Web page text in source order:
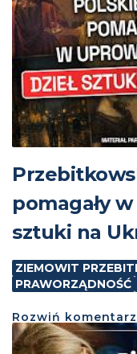
pomagały
sztuki na
ZIEMOWIT
PRAWORZĄDNOŚĆ
Rozwiń